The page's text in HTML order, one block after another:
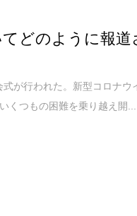
どのように報道
が行われた。新型コロナウ
くつもの困難を乗り越え開...